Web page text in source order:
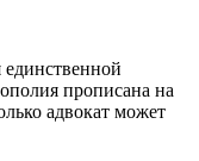
прописана на
адвокат может